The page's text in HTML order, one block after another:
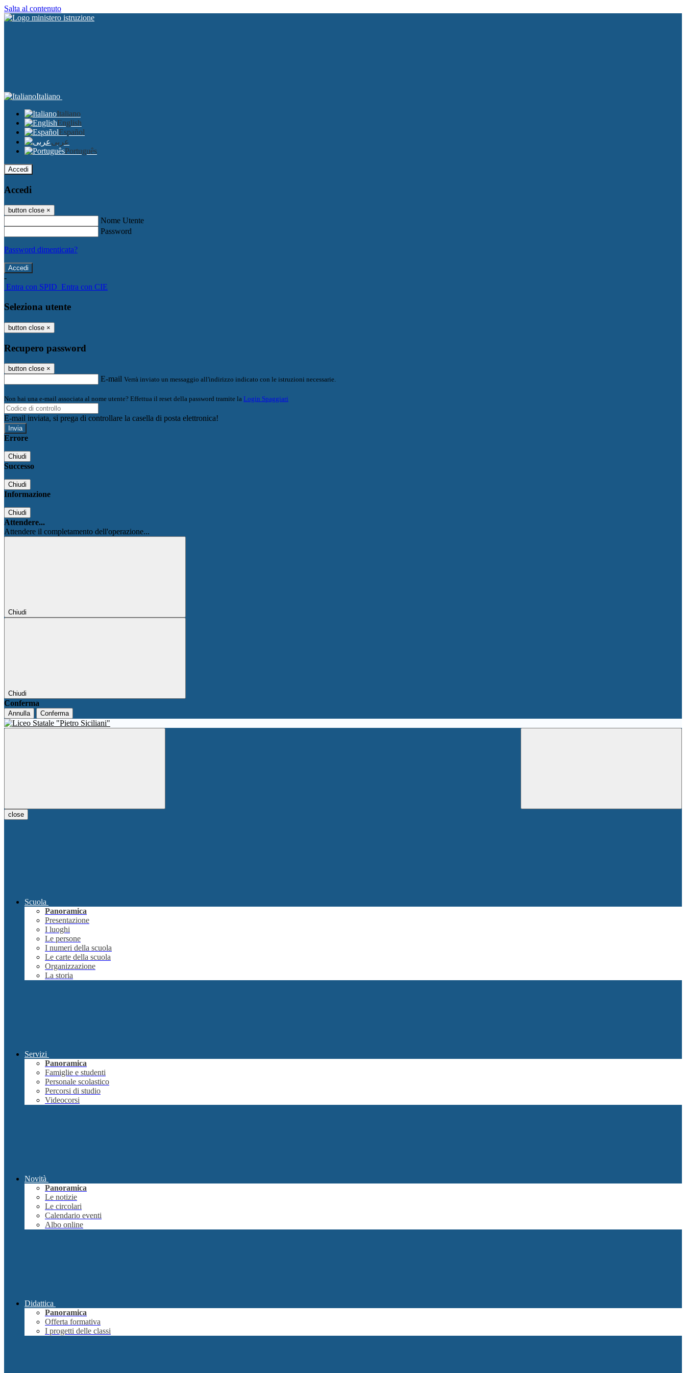
Salta al contenuto
Italiano
Italiano
English
Español
عربى
Português
Accedi
Accedi
button close ×
Nome Utente
Password
Password dimenticata?
-
Entra con SPID Entra con CIE
Seleziona utente
button close ×
Recupero password
button close ×
E-mail Verrà inviato un messaggio all'indirizzo indicato con le istruzioni necessarie.
Non hai una e-mail associata al nome utente? Effettua il reset della password tramite la Login Spaggiari
E-mail inviata, si prega di controllare la casella di posta elettronica!
Errore
Chiudi
Successo
Chiudi
Informazione
Chiudi
Attendere...
Attendere il completamento dell'operazione...
Chiudi
Chiudi
Conferma
Annulla Conferma
close
Scuola
Panoramica
Presentazione
I luoghi
Le persone
I numeri della scuola
Le carte della scuola
Organizzazione
La storia
Servizi
Panoramica
Famiglie e studenti
Personale scolastico
Percorsi di studio
Videocorsi
Novità
Panoramica
Le notizie
Le circolari
Calendario eventi
Albo online
Didattica
Panoramica
Offerta formativa
I progetti delle classi